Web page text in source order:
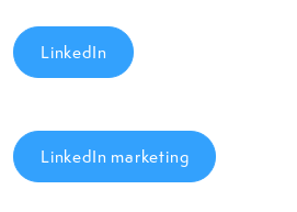
LinkedIn
LinkedIn marketing